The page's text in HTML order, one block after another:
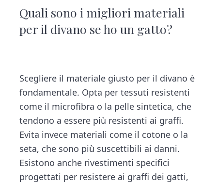
Quali sono i migliori materiali
per il divano se ho un gatto?
Scegliere il materiale giusto per il divano è
fondamentale. Opta per tessuti resistenti
come il microfibra o la pelle sintetica, che
tendono a essere più resistenti ai graffi.
Evita invece materiali come il cotone o la
seta, che sono più suscettibili ai danni.
Esistono anche rivestimenti specifici
progettati per resistere ai graffi dei gatti,